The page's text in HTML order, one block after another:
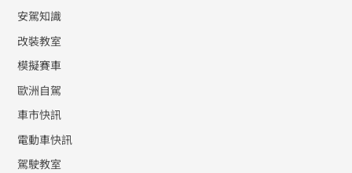
安駕知識
改裝教室
模擬賽車
歐洲自駕
車市快訊
電動車快訊
駕駛教室